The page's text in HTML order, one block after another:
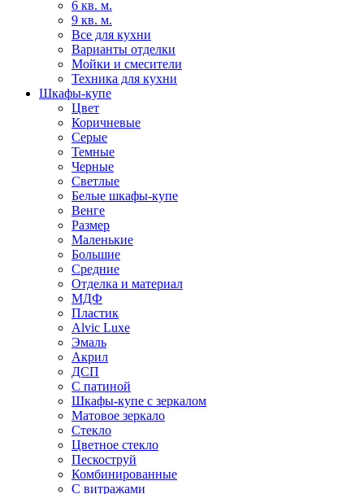
6 кв. м.
9 кв. м.
Все для кухни
Варианты отделки
Мойки и смесители
Техника для кухни
Шкафы-купе
Цвет
Коричневые
Серые
Темные
Черные
Светлые
Белые шкафы-купе
Венге
Размер
Маленькие
Большие
Средние
Отделка и материал
МДФ
Пластик
Alvic Luxe
Эмаль
Акрил
ДСП
С патиной
Шкафы-купе с зеркалом
Матовое зеркало
Стекло
Цветное стекло
Пескоструй
Комбинированные
С витражами